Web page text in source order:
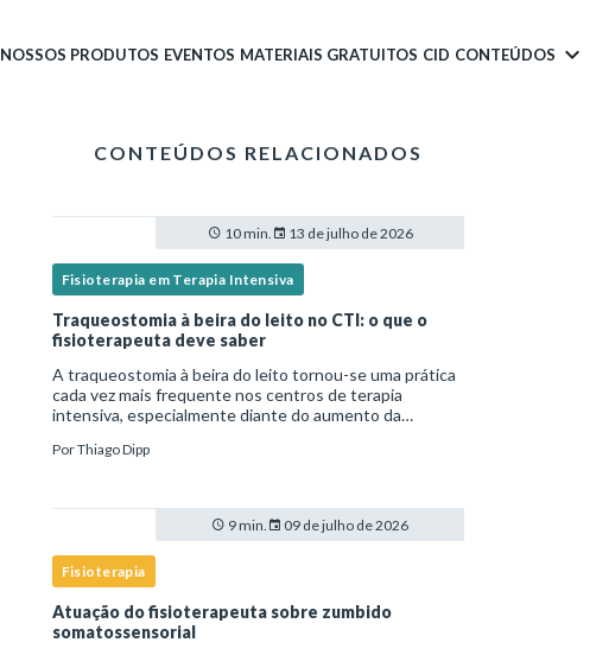
NOSSOS PRODUTOS EVENTOS MATERIAIS GRATUITOS CID CONTEÚDOS
CONTEÚDOS RELACIONADOS
10 min. 13 de julho de 2026
Fisioterapia em Terapia Intensiva
Traqueostomia à beira do leito no CTI: o que o
fisioterapeuta deve saber
A traqueostomia à beira do leito tornou-se uma prática
cada vez mais frequente nos centros de terapia
intensiva, especialmente diante do aumento da
de ventilação mecânica prolongada.Nesse cenário,
PorThiago Dipp
9 min. 09 de julho de 2026
Fisioterapia
Atuação do fisioterapeuta sobre zumbido
somatossensorial